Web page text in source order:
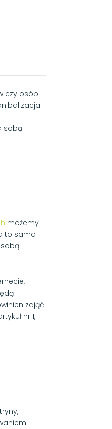
czy osób
sobą
możemy
to samo
zająć
nr 1,